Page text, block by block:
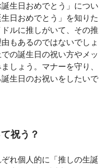
生日おめでとう」につい
日おめでとう」を知りた
ルに推しがいて、その推
もあるのではないでしょ
の誕生日の祝い方やメッ
しょう。マナーを守り、
生日のお祝いをしたいで
祝う？
れ個人的に「推しの生誕